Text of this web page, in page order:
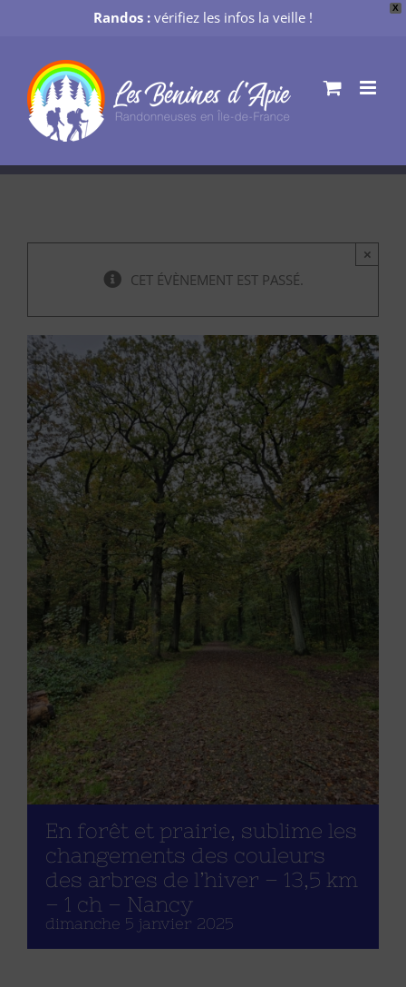
X
Randos : vérifiez les infos la veille !
contenu
CET ÉVÈNEMENT EST PASSÉ.
×
En forêt et prairie, sublime les
changements des couleurs
des arbres de l’hiver – 13,5 km
– 1 ch – Nancy
dimanche 5 janvier 2025